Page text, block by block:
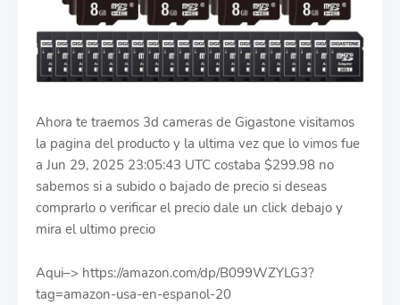
Ahora te traemos 3d cameras de Gigastone visitamos
la pagina del producto y la ultima vez que lo vimos fue
a Jun 29, 2025 23:05:43 UTC costaba $299.98 no
sabemos si a subido o bajado de precio si deseas
comprarlo o verificar el precio dale un click debajo y
mira el ultimo precio
Aqui–> https://amazon.com/dp/B099WZYLG3?
tag=amazon-usa-en-espanol-20